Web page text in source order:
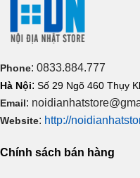
Phone: 0833.884.777
Hà Nội: Số 29 Ngõ 460 Thụy
Email:
Website: http://
Chính sách bán hàng